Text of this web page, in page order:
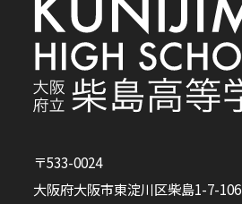
〒533-0024
大阪府大阪市東淀川区柴島1-7-106